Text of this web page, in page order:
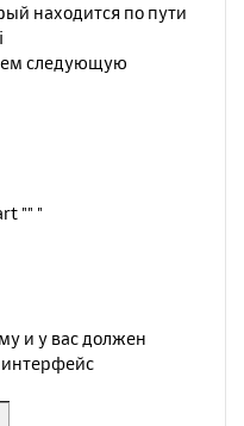
находится по пути
следующую
"" "
и у вас должен
интерфейс